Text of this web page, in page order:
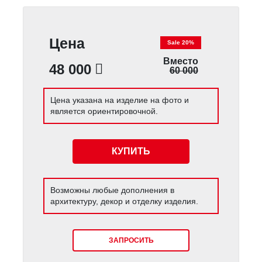
Цена
48 000
Sale 20%
Вместо
60 000
Цена указана на изделие на фото и
является ориентировочной.
КУПИТЬ
Возможны любые дополнения в
архитектуру, декор и отделку изделия.
ЗАПРОСИТЬ